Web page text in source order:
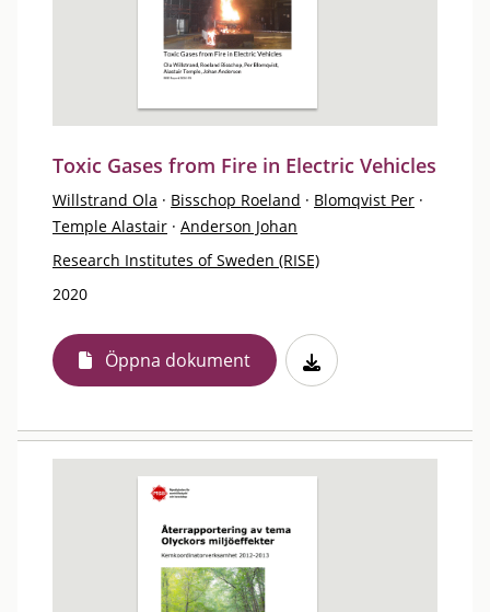
Toxic Gases from Fire in Electric Vehicles
Willstrand Ola · Bisschop Roeland · Blomqvist Per ·
Temple Alastair · Anderson Johan
Research Institutes of Sweden (RISE)
2020
Öppna dokument